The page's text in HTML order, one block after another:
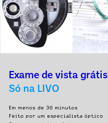
Exame de vista grátis
Só na LIVO
Em menos de 30 minutos
Feito por um especialista óptico